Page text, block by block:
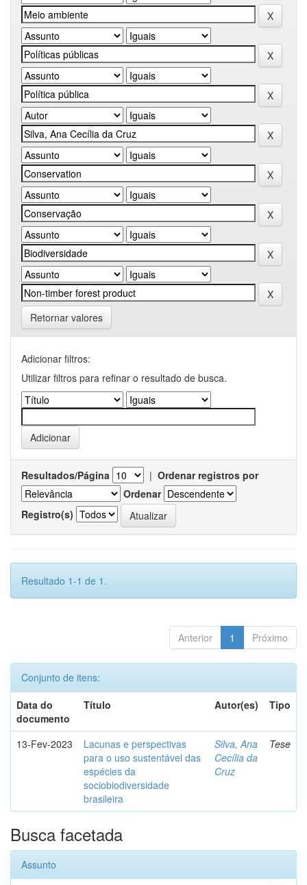
Retornar valores
Adicionar filtros:
Utilizar filtros para refinar o resultado de busca.
Resultados/Página | Ordenar registros por
Ordenar
Registro(s)
Resultado 1-1 de 1.
Anterior 1 Próximo
Conjunto de itens:
Data do
documento
Título Autor(es) Tipo
13-Fev-2023
Lacunas e perspectivas
para o uso sustentável das
espécies da
sociobiodiversidade
brasileira
Silva, Ana
Cecília da
Cruz
Tese
Busca facetada
Assunto